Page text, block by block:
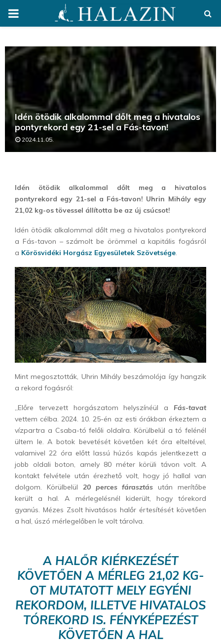
PRIMARY
Idén ötödik alkalommal dőlt meg a hivatalos
pontyrekord egy 21-sel a Fás-tavon!
2024.11.05.
Idén ötödik alkalommal dőlt meg a hivatalos
pontyrekord egy 21-sel a Fás-tavon! Uhrin Mihály egy
21,02 kg-os tövessel állította be az új csúcsot!
Idén ötödik alkalommal dőlt meg a hivatalos pontyrekord
a Fás-tavon – számolt be örömmel a kapitális fogásról
a Körösvidéki Horgász Egyesületek Szövetsége.
Mint megosztották, Uhrin Mihály beszámolója így hangzik
a rekord fogásról:
„Előre tervezett horgászatom helyszínéül a Fás-tavat
vettem célba. 2024. 10. 25-én az esti órákban érkeztem a
vízpartra a Csaba-tó felőli oldalra. Körülbelül a tó felénél
ültem le. A botok bevetését követően két óra elteltével,
valamivel 22 óra előtt lassú húzós kapás jelentkezett a
jobb oldali boton, amely 80 méter körüli távon volt. A
kontakt felvétele után érezhető volt, hogy jó hallal van
dolgom. Körülbelül 20 perces fárasztás után merítőbe
került a hal. A mérlegelésnél kiderült, hogy tórekord
gyanús. Mézes Zsolt hivatásos halőr értesítését követően
a hal, úszó mérlegelőben le volt tárolva.
A HALŐR KIÉRKEZÉSÉT
KÖVETŐEN A MÉRLEG 21,02 KG-
OT MUTATOTT MELY EGYÉNI
REKORDOM, ILLETVE HIVATALOS
TÓREKORD IS. FÉNYKÉPEZÉST
KÖVETŐEN A HAL